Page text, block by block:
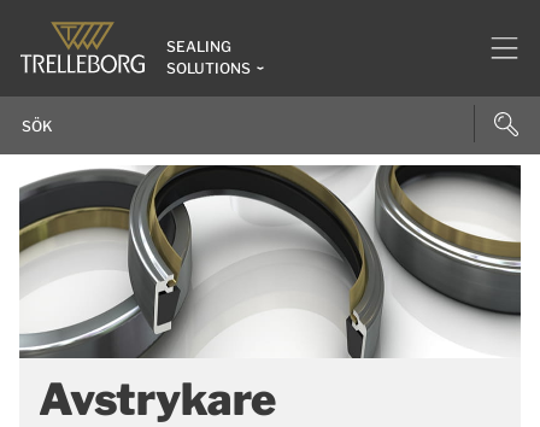
SEALING
SOLUTIONS
Avstrykare